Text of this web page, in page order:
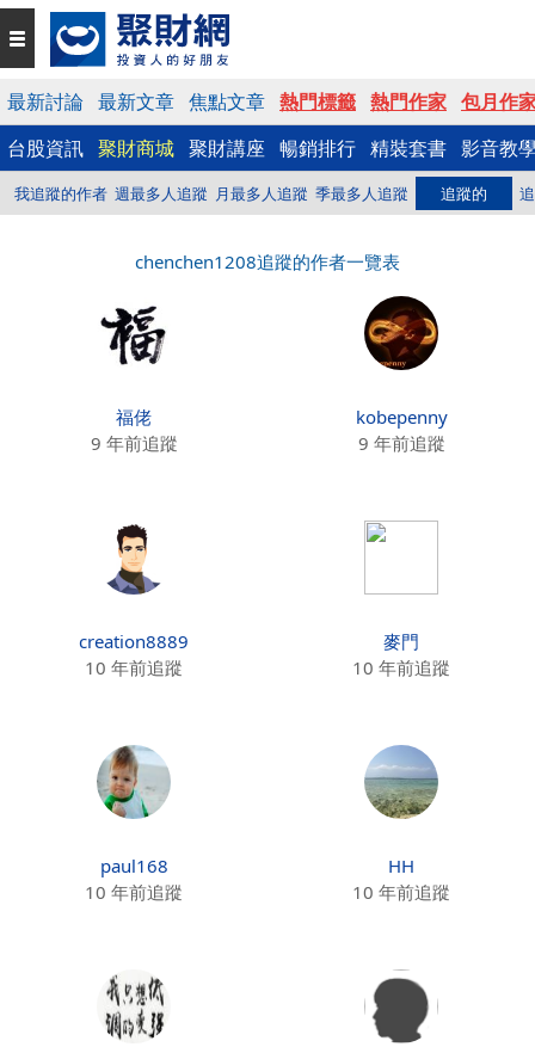
最新討論 最新文章 焦點文章 熱門標籤 熱門作家 包月作
台股資訊 聚財商城 聚財講座 暢銷排行 精裝套書 影音教
我追蹤的作者 週最多人追蹤 月最多人追蹤 季最多人追蹤 追蹤的
chenchen1208追蹤的作者一覽表
福佬
9 年前追蹤
kobepenny
9 年前追蹤
creation8889
10 年前追蹤
麥門
10 年前追蹤
paul168
10 年前追蹤
HH
10 年前追蹤